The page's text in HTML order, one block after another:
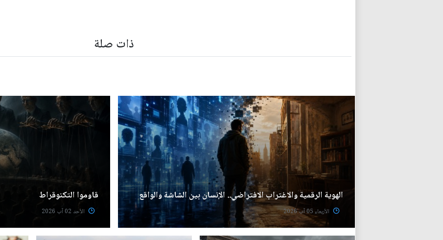
ذات صلة
الهوية الرقمية والاغتراب الافتراضي.. الإنسان بين الشاشة والواقع
الأربعاء 05 آب 2026
قاوموا التكنوقراط
الأحد 02 آب 2026